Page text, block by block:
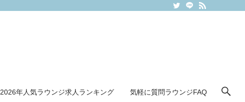
2026年人気ラウンジ求人ランキング 気軽に質問ラウンジFAQ